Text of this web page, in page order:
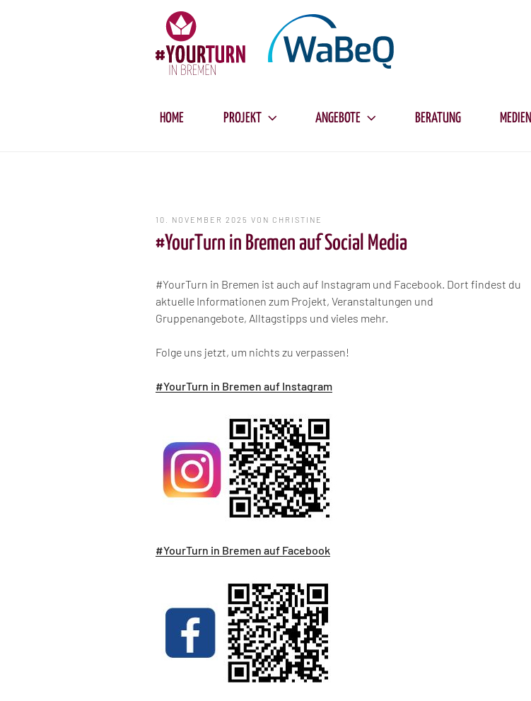
HOME PROJEKT ANGEBOTE BERATUNG MEDIEN
VERÖFFENTLICHT
10. NOVEMBER 2025 VON CHRISTINE
#YourTurn in Bremen auf Social Media
#YourTurn in Bremen ist auch auf Instagram und Facebook. Dort findest du
aktuelle Informationen zum Projekt, Veranstaltungen und
Gruppenangebote, Alltagstipps und vieles mehr.
Folge uns jetzt, um nichts zu verpassen!
#YourTurn in Bremen auf Instagram
#YourTurn in Bremen auf Facebook